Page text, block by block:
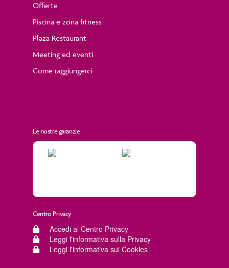
Offerte
Piscina e zona fitness
Plaza Restaurant
Meeting ed eventi
Come raggiungerci
Le nostre garanzie
Centro Privacy
Accedi al Centro Privacy
Leggi l'informativa sulla Privacy
Leggi l'informativa sui Cookies